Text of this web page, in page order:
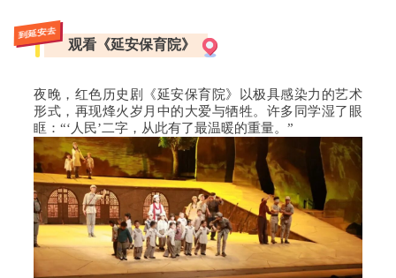
到延安去
观看《延安保育院》
夜晚，红色历史剧《延安保育院》以极具感染力的艺术
形式，再现烽火岁月中的大爱与牺牲。许多同学湿了眼
眶：“‘人民’二字，从此有了最温暖的重量。”